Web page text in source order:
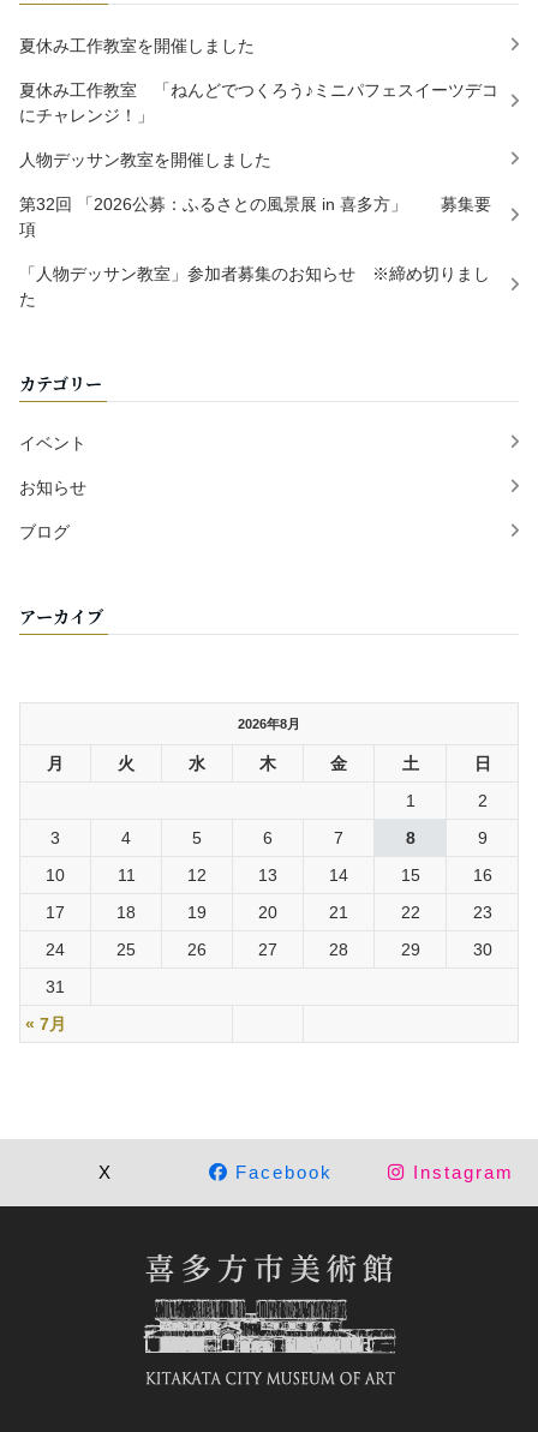
夏休み工作教室を開催しました
夏休み工作教室 「ねんどでつくろう♪ミニパフェスイーツデコ
にチャレンジ！」
人物デッサン教室を開催しました
第32回 「2026公募：ふるさとの風景展 in 喜多方」 募集要
項
「人物デッサン教室」参加者募集のお知らせ ※締め切りまし
た
カテゴリー
イベント
お知らせ
ブログ
アーカイブ
2026年8月
月 火 水 木 金 土 日
« 7月
1
2
3
4 5 6 7 8
9
10
11 12 13 14 15
16
17
18 19 20 21 22
23
24
25 26 27 28 29
30
31
X Facebook Instagram